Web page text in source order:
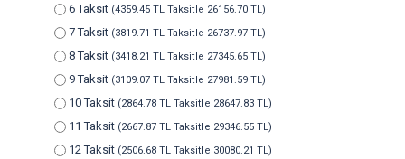
6 Taksit (4359.45 TL Taksitle 26156.70 TL)
7 Taksit (3819.71 TL Taksitle 26737.97 TL)
8 Taksit (3418.21 TL Taksitle 27345.65 TL)
9 Taksit (3109.07 TL Taksitle 27981.59 TL)
10 Taksit (2864.78 TL Taksitle 28647.83 TL)
11 Taksit (2667.87 TL Taksitle 29346.55 TL)
12 Taksit (2506.68 TL Taksitle 30080.21 TL)